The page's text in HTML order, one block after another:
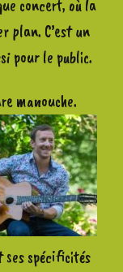
concert, où la
plan. C’est un
pour le public.
manouche.
spécificités